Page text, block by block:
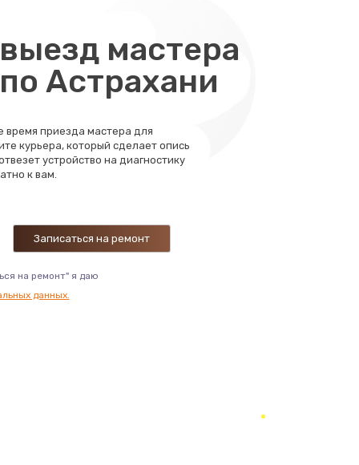
мастера
Астрахани
время приезда мастера для
курьера, который сделает опись
устройство на диагностику
к вам.
на ремонт" я даю
данных.